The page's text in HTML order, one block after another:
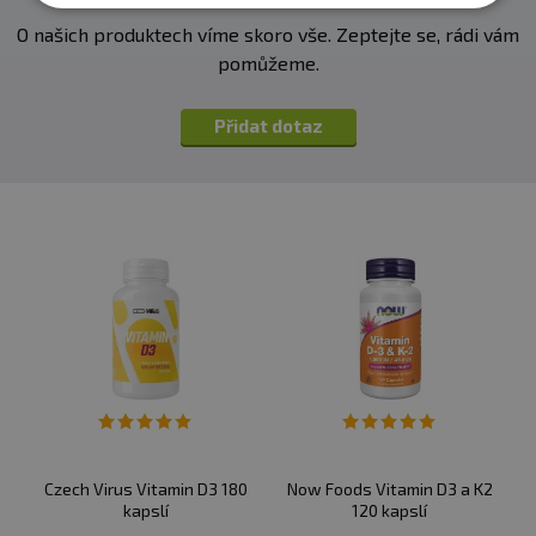
vitamínem K2, protože vitamín K2 zabraňuje kalcifikaci
cév, která může být spojena s nadužíváním vitamínu D3.
Vitamín K2 očišťuje cévy od vápníku a transportuje
společně s BrainMax Vitamin D3 & K2 v poměru 1 + 1
Klíčový vitamín pro zdraví kostí, zubů, cév a
podporu imunity ve vysoké koncentraci.
1 kapsle obsahuje 5000 IU vitamínu D3
(cholekalciferol z lanolinu) a 550 mg bio kurkumy.
Jako funkční výplň byla použita kurkuma v bio
kvalitě, která má více než 500 potvrzených pozitivních
O našich produktech víme skoro vše. Zeptejte se, rádi vám
pomůžeme.
Přidat dotaz
Czech Virus Vitamin D3 180
kapslí
Now Foods Vitamin D3 a K2
120 kapslí